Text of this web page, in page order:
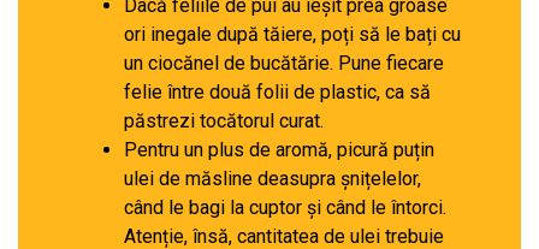
Dacă feliile de pui au ieșit prea groase
ori inegale după tăiere, poți să le bați cu
un ciocănel de bucătărie. Pune fiecare
felie între două folii de plastic, ca să
păstrezi tocătorul curat.
Pentru un plus de aromă, picură puțin
ulei de măsline deasupra șnițelelor,
când le bagi la cuptor și când le întorci.
Atenție, însă, cantitatea de ulei trebuie